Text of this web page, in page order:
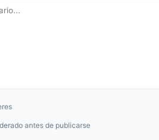
antes de publicarse